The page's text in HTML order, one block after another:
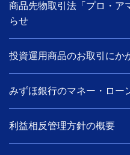
商品先物取引法「プロ・ア
らせ
投資運用商品のお取引にか
みずほ銀行のマネー・ロー
利益相反管理方針の概要